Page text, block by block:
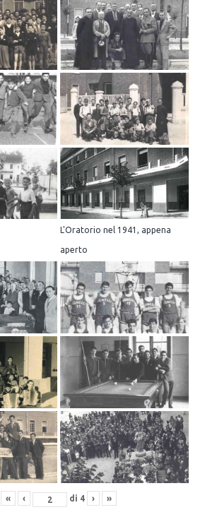
L'Oratorio nel 1941, appena
aperto
« ‹ di 4 › »